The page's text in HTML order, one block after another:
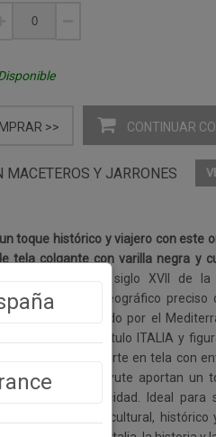
>> CONTINUAR
MACETEROS Y JARRONES
toque histórico y viajero con este
tela colgante con varilla negra y
histórico del siglo XVII de la
el contorno geográfico
la época navegando por el
con el título ITALIA y
histórica. El soporte en tela con
y cuerda de yute aportan un
y autenticidad. Ideal para
quiera un toque cultural,